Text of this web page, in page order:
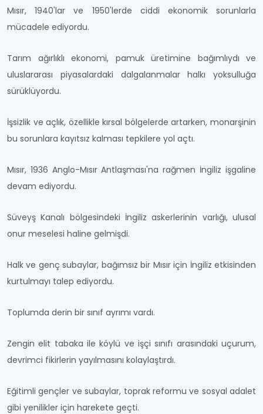
Mısır, 1940'lar ve 1950'lerde ciddi ekonomik sorunlarla
mücadele ediyordu.
Tarım ağırlıklı ekonomi, pamuk üretimine bağımlıydı ve
uluslararası piyasalardaki dalgalanmalar halkı yoksulluğa
sürüklüyordu.
İşsizlik ve açlık, özellikle kırsal bölgelerde artarken, monarşinin
bu sorunlara kayıtsız kalması tepkilere yol açtı.
Mısır, 1936 Anglo-Mısır Antlaşması'na rağmen İngiliz işgaline
devam ediyordu.
Süveyş Kanalı bölgesindeki İngiliz askerlerinin varlığı, ulusal
onur meselesi haline gelmişdi.
Halk ve genç subaylar, bağımsız bir Mısır için İngiliz etkisinden
kurtulmayı talep ediyordu.
Toplumda derin bir sınıf ayrımı vardı.
Zengin elit tabaka ile köylü ve işçi sınıfı arasındaki uçurum,
devrimci fikirlerin yayılmasını kolaylaştırdı.
Eğitimli gençler ve subaylar, toprak reformu ve sosyal adalet
gibi yenilikler için harekete geçti.